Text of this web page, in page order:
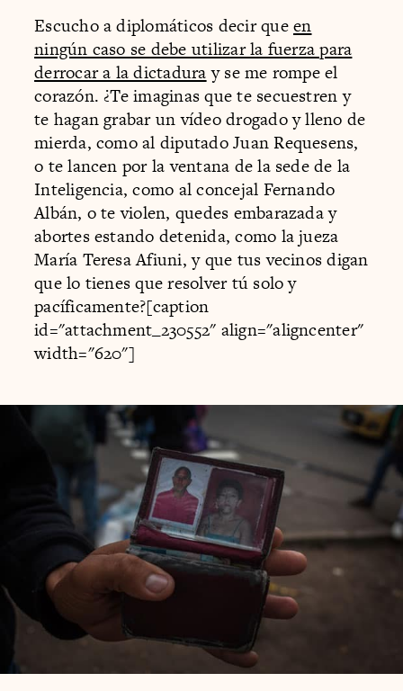
Escucho a diplomáticos decir queen
ningún caso se debe utilizar la fuerza para
derrocar a la dictaduray se me rompe el
corazón. ¿Te imaginas que te secuestren y
te hagan grabar un vídeo drogado y lleno de
mierda, como al diputado Juan Requesens,
o te lancen por la ventana de la sede de la
Inteligencia, como al concejal Fernando
Albán, o te violen, quedes embarazada y
abortes estando detenida, como la jueza
María Teresa Afiuni, y que tus vecinos digan
que lo tienes que resolver tú solo y
pacíficamente?[caption
id="attachment_230552" align="aligncenter"
width="620"]